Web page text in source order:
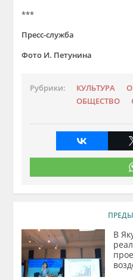
***
Пресс-служба
Фото И. Петунина
Рубрики: КУЛЬТУРА
ОБЩЕСТВО
В